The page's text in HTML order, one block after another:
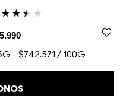
- $742.571 / 100G